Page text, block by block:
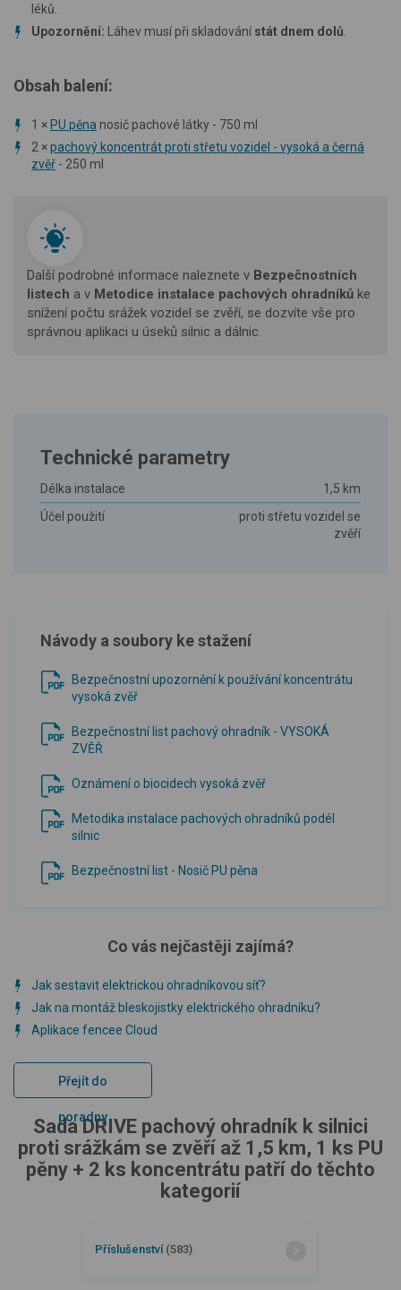
léků.
Upozornění:
Láhev musí při skladování stát dnem dolů
Obsah balení:
1 × PU pěna nosič pachové látky - 750 ml
2 ×pachový koncentrát proti střetu vozidel - vysoká a černá
zvěř - 250 ml
Další podrobné informace naleznete v Bezpečnostních
listech a v Metodice instalace pachových ohradníků ke
snížení počtu srážek vozidel se zvěří, se dozvíte vše pro
správnou aplikaci u úseků silnic a dálnic.
Technické parametry
Délka instalace
1,5 km
Účel použití
proti střetu vozidel se
zvěří
Návody a soubory ke stažení
Bezpečnostní upozornění k používání koncentrátu
vysoká zvěř
Bezpečnostní list pachový ohradník - VYSOKÁ
ZVĚŘ
Oznámení o biocidech vysoká zvěř
Metodika instalace pachových ohradníků podél
silnic
Bezpečnostní list - Nosič PU pěna
Co vás nejčastěji zajímá?
Jak sestavit elektrickou ohradníkovou síť?
Jak na montáž bleskojistky elektrického ohradníku?
Aplikace fencee Cloud
Přejít do
poradny
Sada DRIVE pachový ohradník k silnici
proti srážkám se zvěří až 1,5 km, 1 ks PU
pěny + 2 ks koncentrátu patří do těchto
kategorií
Příslušenství (583)